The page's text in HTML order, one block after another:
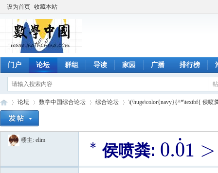
设为首页 收藏本站
门户 论坛 群组 导读 家园 广播 排行榜
»
论坛
›
数学中国综合论坛 综合论坛
›
\(\huge\color{navy}{^*\textbf{ 侯喷
楼主: elim ∗ 侯喷粪: 0.0
˙1 >
侯喷粪:0.0 ˙1>0,9 9∈ N